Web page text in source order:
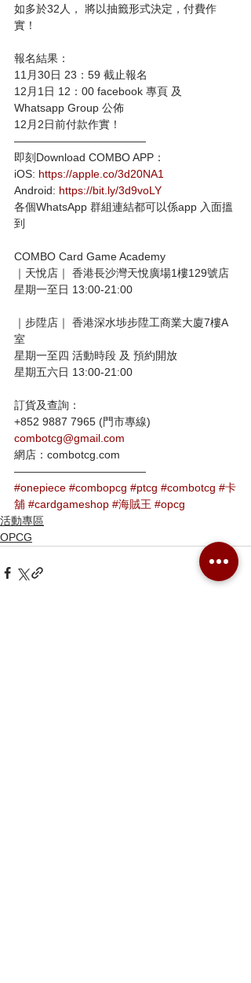
如多於32人， 將以抽籤形式決定，付費作
實！
報名結果：
11月30日 23：59 截止報名
12月1日 12：00 facebook 專頁 及
Whatsapp Group 公佈
12月2日前付款作實！
————————————
即刻Download COMBO APP：
iOS: https://apple.co/3d20NA1
Android: https://bit.ly/3d9voLY
各個WhatsApp 群組連結都可以係app 入面搵
到
COMBO Card Game Academy
｜天悅店｜ 香港長沙灣天悅廣場1樓129號店
星期一至日 13:00-21:00
｜步陞店｜ 香港深水埗步陞工商業大廈7樓A
室
星期一至四 活動時段 及 預約開放
星期五六日 13:00-21:00
訂貨及查詢：
+852 9887 7965 (門市專線)
combotcg@gmail.com
網店：combotcg.com
————————————
#onepiece #combopcg #ptcg #combotcg #卡
舖 #cardgameshop #海賊王 #opcg
活動專區
OPCG